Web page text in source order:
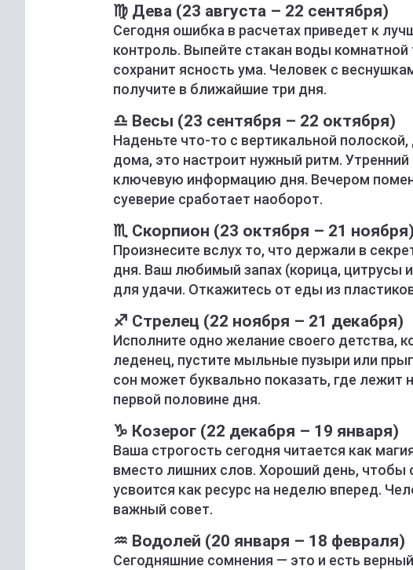
♍ Дева (23 августа – 22 сентября)
Сегодня ошибка в расчетах приведет к
контроль. Выпейте стакан воды
сохранит ясность ума. Человек с
получите в ближайшие три дня.
♎ Весы (23 сентября – 22 октября)
Наденьте что-то с вертикальной
дома, это настроит нужный ритм. Утренний
ключевую информацию дня. Вечером
суеверие сработает наоборот.
♏ Скорпион (23 октября – 21 ноября)
Произнесите вслух то, что держали в
дня. Ваш любимый запах (корица, цитрусы
для удачи. Откажитесь от еды из
♐ Стрелец (22 ноября – 21 декабря)
Исполните одно желание своего детства,
леденец, пустите мыльные пузыри или
сон может буквально показать, где лежит
первой половине дня.
♑ Козерог (22 декабря – 19 января)
Ваша строгость сегодня читается как
вместо лишних слов. Хороший день, чтобы
усвоится как ресурс на неделю вперед.
важный совет.
♒ Водолей (20 января – 18 февраля)
Сегодняшние сомнения — это и есть